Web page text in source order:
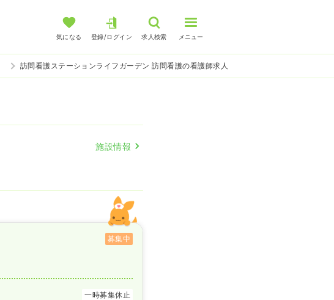
気になる 登録/ログイン 求人検索 メニュー
訪問看護ステーションライフガーデン 訪問看護の看護師求人
施設情報
募集中
一時募集休止